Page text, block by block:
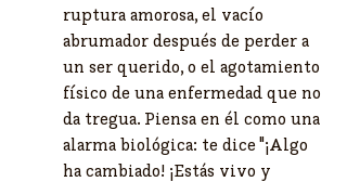
ruptura amorosa, el vacío
abrumador después de perder a
un ser querido, o el agotamiento
físico de una enfermedad que no
da tregua. Piensa en él como una
alarma biológica: te dice "¡Algo
ha cambiado! ¡Estás vivo y